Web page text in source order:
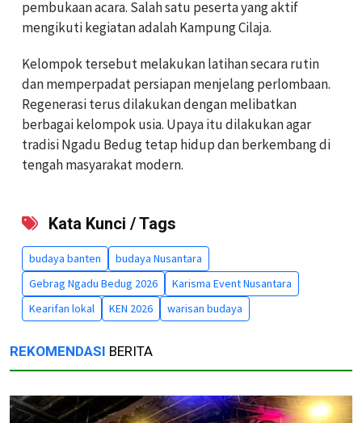
pembukaan acara. Salah satu peserta yang aktif
mengikuti kegiatan adalah Kampung Cilaja.
Kelompok tersebut melakukan latihan secara rutin
dan memperpadat persiapan menjelang perlombaan.
Regenerasi terus dilakukan dengan melibatkan
berbagai kelompok usia. Upaya itu dilakukan agar
tradisi Ngadu Bedug tetap hidup dan berkembang di
tengah masyarakat modern.
Kata Kunci / Tags
budaya banten
budaya Nusantara
Gebrag Ngadu Bedug 2026
Karisma Event Nusantara
Kearifan lokal
KEN 2026 warisan budaya
REKOMENDASI BERITA